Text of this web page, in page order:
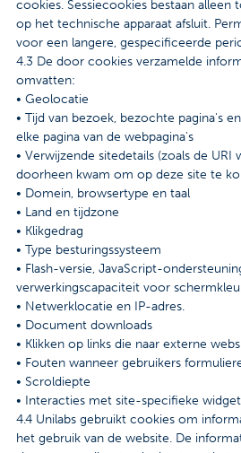
cookies. Sessiecookies bestaan
op het technische apparaat afsluit.
voor een langere, gespecificeerde
4.3 De door cookies verzamelde
omvatten:
• Geolocatie
• Tijd van bezoek, bezochte pagina's
elke pagina van de webpagina's
• Verwijzende sitedetails (zoals de URI
doorheen kwam om op deze site te
• Domein, browsertype en taal
• Land en tijdzone
• Klikgedrag
• Type besturingssysteem
• Flash-versie, JavaScript-
verwerkingscapaciteit voor
• Netwerklocatie en IP-adres.
• Document downloads
• Klikken op links die naar externe
• Fouten wanneer gebruikers
• Scroldiepte
• Interacties met site-specifieke
4.4 Unilabs gebruikt cookies om
het gebruik van de website. De